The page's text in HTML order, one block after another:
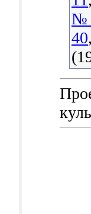
№
40,